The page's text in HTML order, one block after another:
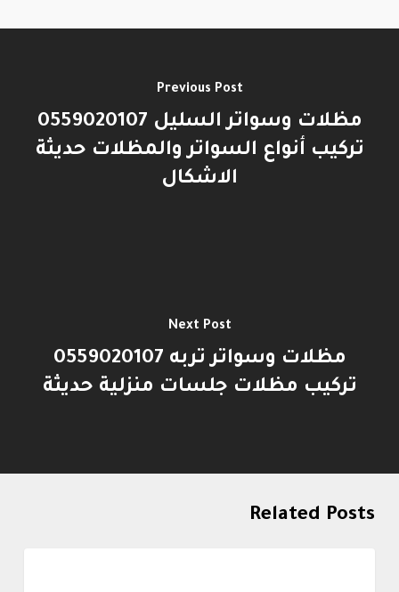
Previous Post
مظلات وسواتر السليل 0559020107
تركيب أنواع السواتر والمظلات حديثة
الاشكال
Next Post
مظلات وسواتر تربه 0559020107
تركيب مظلات جلسات منزلية حديثة
Related Posts